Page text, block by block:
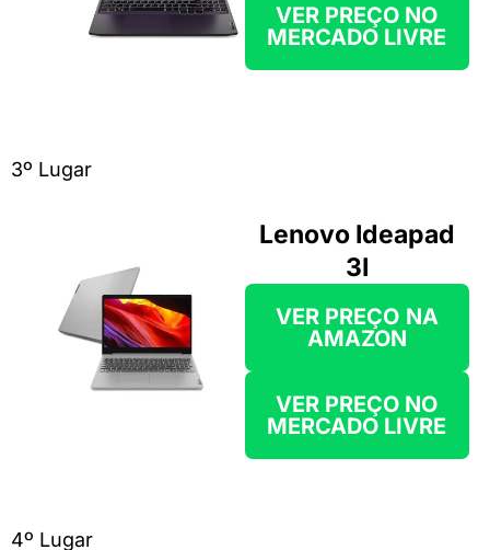
VER PREÇO NO
MERCADO LIVRE
3º Lugar
Lenovo Ideapad
3I
VER PREÇO NA
AMAZON
VER PREÇO NO
MERCADO LIVRE
4º Lugar